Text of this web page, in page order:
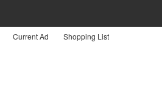
Current Ad Shopping List